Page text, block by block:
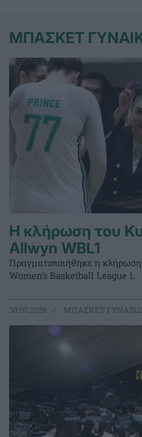
ΜΠΑΣΚΕΤ
Η κλήρωση του
Allwyn WBL1
Πραγματοποιήθηκε η
Women’s Basketball League 1.
30.07.2026 ΜΠΑΣΚΕΤ